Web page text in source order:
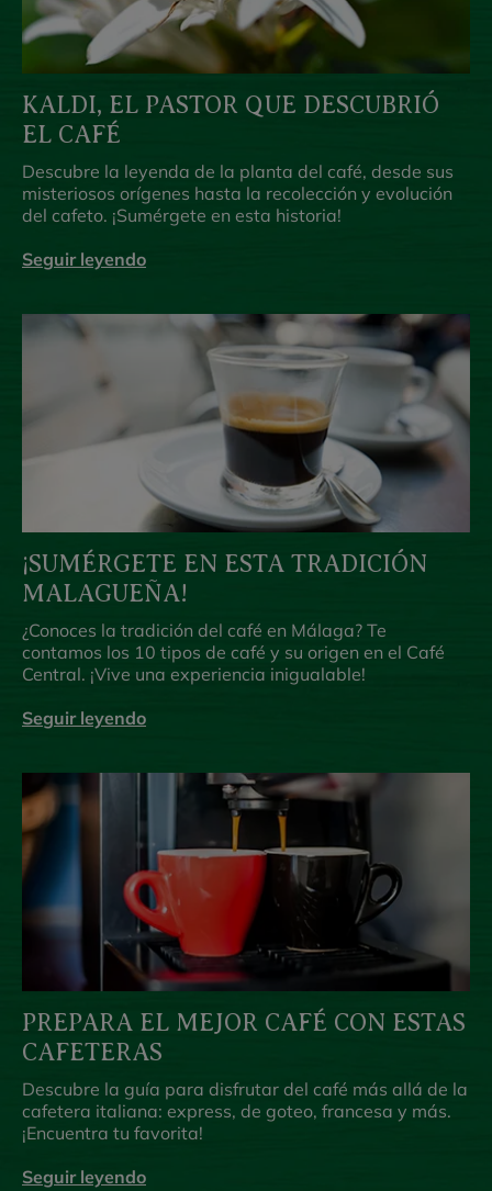
KALDI, EL PASTOR QUE DESCUBRIÓ
EL CAFÉ
Descubre la leyenda de la planta del café, desde sus
misteriosos orígenes hasta la recolección y evolución
del cafeto. ¡Sumérgete en esta historia!
Seguir leyendo
¡SUMÉRGETE EN ESTA TRADICIÓN
MALAGUEÑA!
¿Conoces la tradición del café en Málaga? Te
contamos los 10 tipos de café y su origen en el Café
Central. ¡Vive una experiencia inigualable!
Seguir leyendo
PREPARA EL MEJOR CAFÉ CON ESTAS
CAFETERAS
Descubre la guía para disfrutar del café más allá de la
cafetera italiana: express, de goteo, francesa y más.
¡Encuentra tu favorita!
Seguir leyendo